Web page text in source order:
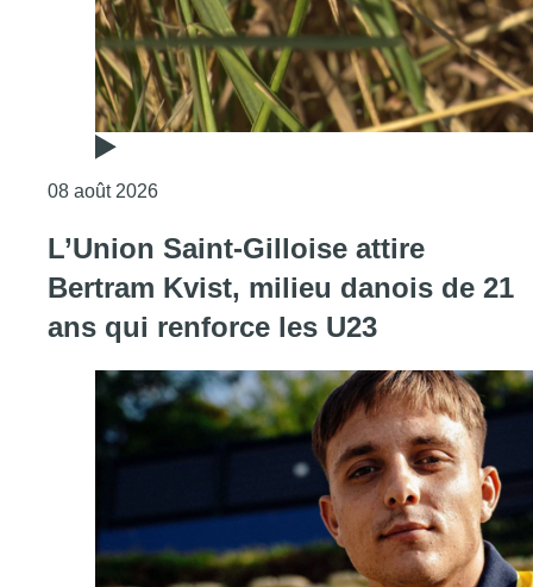
08 août 2026Consulter l'article "Au Moeraske, Bart
L’Union Saint-Gilloise attire
Bertram Kvist, milieu danois de 21
ans qui renforce les U23